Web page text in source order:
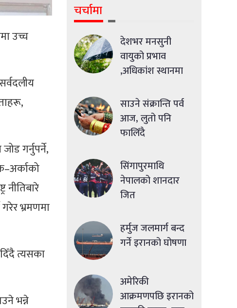
उच्च
गर्नुपर्ने,
नीतिबारे
भ्रमणमा
त्यसका
भन्ने
चर्चामा
देशभर मनसुनी
वायुको प्रभाव
,अधिकांश स्थानमा
साउने संक्रान्ति पर्व
आज, लुतो पनि
फालिँदै
सिंगापुरमाथि
नेपालको शानदार
जित
हर्मुज जलमार्ग बन्द
गर्ने इरानको घोषणा
अमेरिकी
आक्रमणपछि इरानको